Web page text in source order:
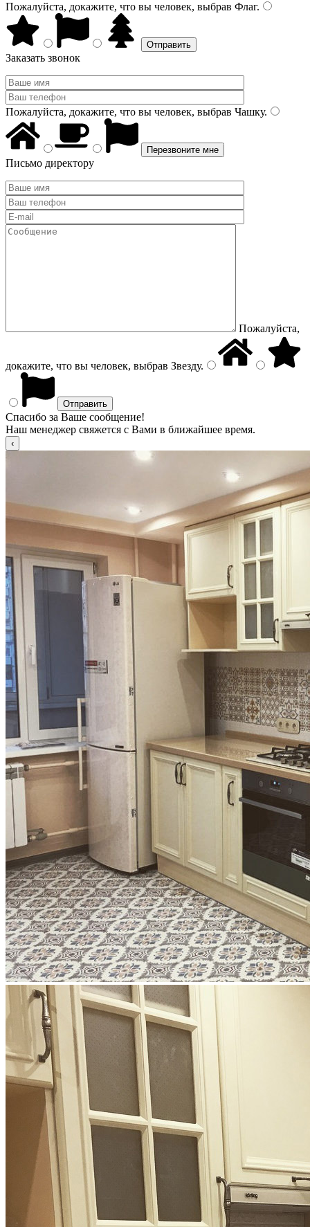
Пожалуйста, докажите, что вы человек, выбрав Флаг.
Заказать звонок
Пожалуйста, докажите, что вы человек, выбрав Чашку.
Письмо директору
Пожалуйста,
докажите, что вы человек, выбрав Звезду.
Спасибо за Ваше сообщение!
Наш менеджер свяжется с Вами в ближайшее время.